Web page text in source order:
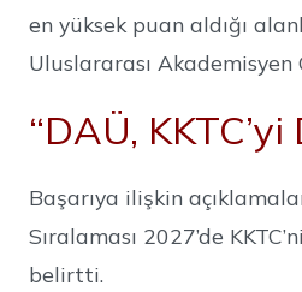
en yüksek puan aldığı
Uluslararası Akademisyen
“DAÜ,
Başarıya ilişkin
Sıralaması 2027’de
belirtti.